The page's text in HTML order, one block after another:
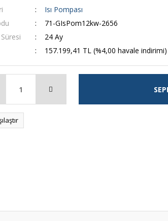
Isı Pompası
71-GIsPom12kw-2656
24 Ay
157.199,41 TL (%4,00 havale indirimi)